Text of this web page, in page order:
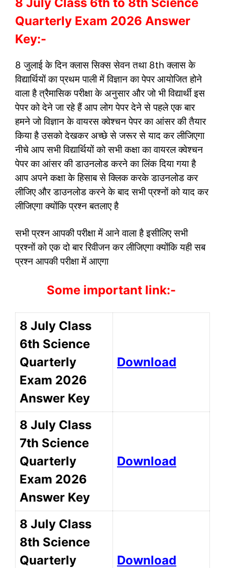
Quarterly Exam 2026 Answer
Key:-
8 जुलाई के दिन क्लास सिक्स सेवन तथा 8th क्लास के
विद्यार्थियों का प्रथम पाली में विज्ञान का पेपर आयोजित होने
वाला है त्रैमासिक परीक्षा के अनुसार और जो भी विद्यार्थी इस
पेपर को देने जा रहे हैं आप लोग पेपर देने से पहले एक बार
हमने जो विज्ञान के वायरस क्वेश्चन पेपर का आंसर की तैयार
किया है उसको देखकर अच्छे से जरूर से याद कर लीजिएगा
नीचे आप सभी विद्यार्थियों को सभी कक्षा का वायरल क्वेश्चन
पेपर का आंसर की डाउनलोड करने का लिंक दिया गया है
आप अपने कक्षा के हिसाब से क्लिक करके डाउनलोड कर
लीजिए और डाउनलोड करने के बाद सभी प्रश्नों को याद कर
लीजिएगा क्योंकि प्रश्न बतलाए है
सभी प्रश्न आपकी परीक्षा में आने वाला है इसीलिए सभी
प्रश्नों को एक दो बार रिवीजन कर लीजिएगा क्योंकि यही सब
प्रश्न आपकी परीक्षा में आएगा
Some important link:-
8 July Class
6th Science
Quarterly
Exam 2026
Answer Key
Download
8 July Class
7th Science
Quarterly
Exam 2026
Answer Key
Download
8 July Class
8th Science
Quarterly
Download